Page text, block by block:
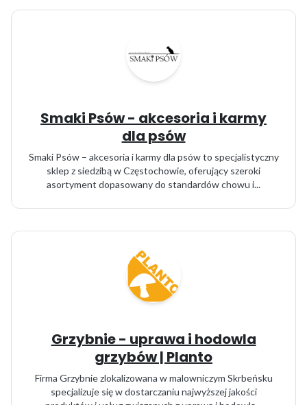
Smaki Psów - akcesoria i karmy
dla psów
Smaki Psów – akcesoria i karmy dla psów to specjalistyczny
sklep z siedzibą w Częstochowie, oferujący szeroki
asortyment dopasowany do standardów chowu i...
Grzybnie - uprawa i hodowla
grzybów | Planto
Firma Grzybnie zlokalizowana w malowniczym Skrbeńsku
specjalizuje się w dostarczaniu najwyższej jakości